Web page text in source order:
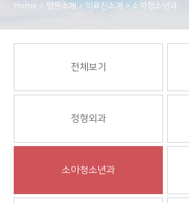
Home > 병원소개 > 의료진소개 > 소아청소년과
전체보기
정형외과
소아청소년과